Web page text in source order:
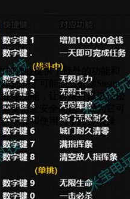
加强版提供了额外的功能和
。补丁可能包含去除Steam
等功能，让玩家可以更轻松
要留意安全问题，因为它可
下载和使用补丁时谨慎操